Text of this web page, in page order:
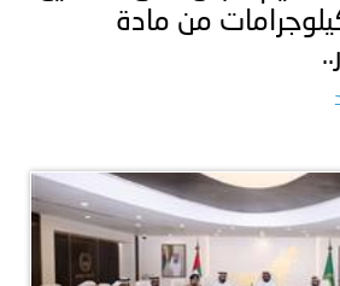
(7) كيلوجرامات من مادة